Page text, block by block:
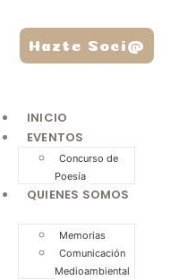
INICIO
EVENTOS
Concurso de
Poesía
QUIENES SOMOS
Memorias
Comunicación
Medioambiental
Hazte Soci@